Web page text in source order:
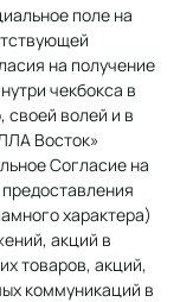
поле на
на получение
чекбокса в
своей волей и в
Восток»
Согласие на
характера)
акций в
товаров, акций,
коммуникаций в